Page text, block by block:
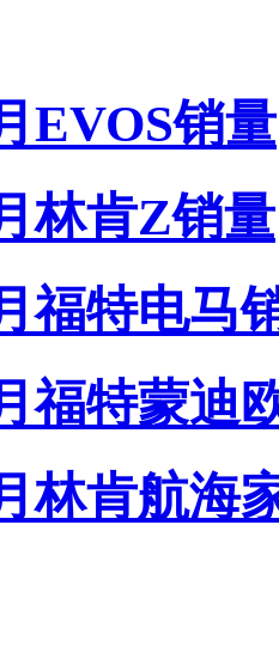
EVOS销量
林肯Z销量
福特电马
福特蒙迪
林肯航海